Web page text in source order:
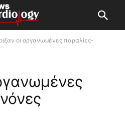
οι οργανωμένες παραλίες-